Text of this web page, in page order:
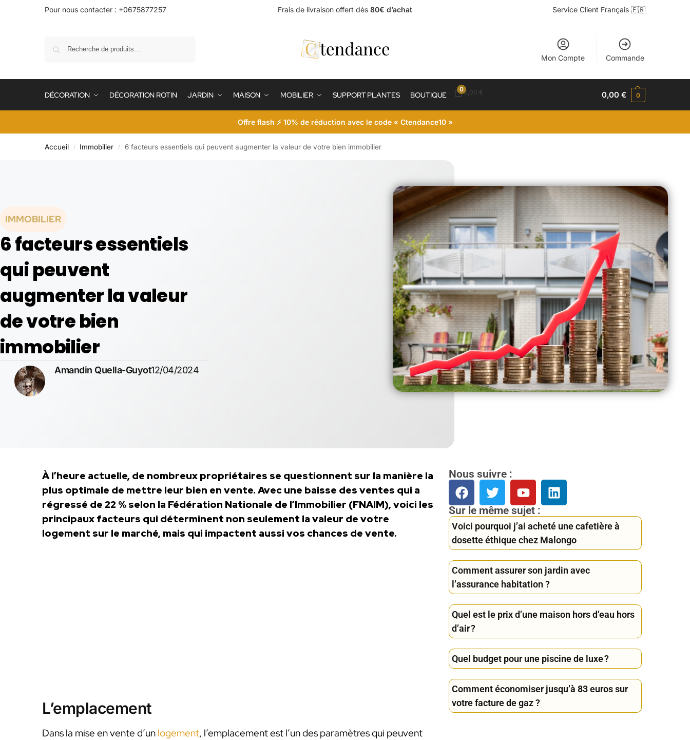
Pour nous contacter : +0675877257 Frais de livraison offert dès 80€ d’achat Service Client Français 🇫🇷
Mon Compte Commande
DÉCORATION DÉCORATION ROTIN JARDIN MAISON MOBILIER SUPPORT PLANTES BOUTIQUE
00,00 € 0,00€ 0
Offre flash ⚡ 10% de réduction avec le code « Ctendance10 »
Accueil / Immobilier / 6 facteurs essentiels qui peuvent augmenter la valeur de votre bien immobilier
IMMOBILIER
6 facteurs essentiels
qui peuvent
augmenter la valeur
de votre bien
immobilier
Amandin Quella-Guyot12/04/2024
À l’heure actuelle, de nombreux propriétaires se questionnent sur la manière la
plus optimale de mettre leur bien en vente. Avec une baisse des ventes qui a
régressé de 22 % selon la Fédération Nationale de l’Immobilier (FNAIM), voici les
principaux facteurs qui déterminent non seulement la valeur de votre
logement sur le marché, mais qui impactent aussi vos chances de vente.
L’emplacement
Dans la mise en vente d’un logement, l’emplacement est l’un des paramètres qui peuvent
Nous suivre :
Sur le même sujet :
Voici pourquoi j’ai acheté une cafetière à
dosette éthique chez Malongo
Comment assurer son jardin avec
l’assurance habitation ?
Quel est le prix d’une maison hors d’eau hors
d’air ?
Quel budget pour une piscine de luxe ?
Comment économiser jusqu’à 83 euros sur
votre facture de gaz ?